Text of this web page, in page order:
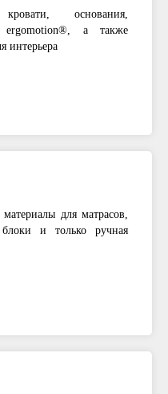
основания,
ergomotion®, а также
интерьера
для матрасов,
и только ручная